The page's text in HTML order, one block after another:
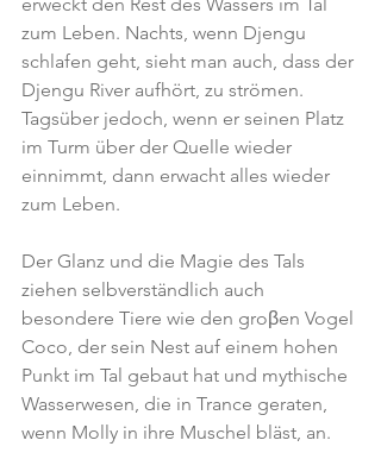
zum Leben. Nachts, wenn Djengu
schlafen geht, sieht man auch, dass der
Djengu River aufhört, zu strömen.
Tagsüber jedoch, wenn er seinen Platz
im Turm über der Quelle wieder
einnimmt, dann erwacht alles wieder
zum Leben.
Der Glanz und die Magie des Tals
ziehen selbverständlich auch
besondere Tiere wie den groβen Vogel
Coco, der sein Nest auf einem hohen
Punkt im Tal gebaut hat und mythische
Wasserwesen, die in Trance geraten,
wenn Molly in ihre Muschel bläst, an.